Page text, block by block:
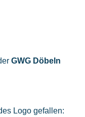
GWG Döbeln
Logo gefallen: